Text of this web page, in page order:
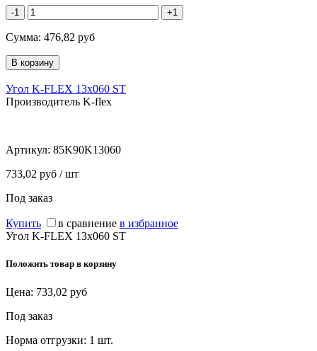
-1 +1
Сумма: 476,82 руб
Угол K-FLEX 13x060 ST
Производитель K-flex
Артикул: 85K90K13060
733,02 руб / шт
Под заказ
Купить в сравнение в избранное
Угол K-FLEX 13x060 ST
Положить товар в корзину
Цена: 733,02 руб
Под заказ
Норма отгрузки: 1 шт.